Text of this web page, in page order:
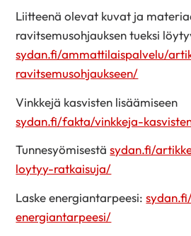
Liitteenä olevat kuvat ja
ravitsemusohjauksen tueksi
sydan.fi/ammattilaispalvelu/
ravitsemusohjaukseen/
Vinkkejä kasvisten lisäämiseen
sydan.fi/fakta/vinkkeja-
Tunnesyömisestäsydan.fi/
loytyy-ratkaisuja/
Laske energiantarpeesi:
energiantarpeesi/